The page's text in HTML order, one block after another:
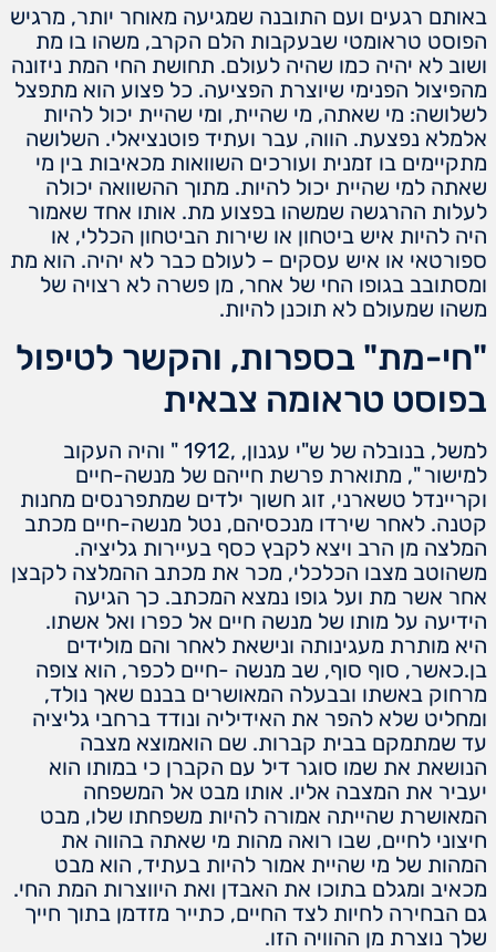
באותם רגעים ועם התובנה שמגיעה מאוחר יותר, מרגיש
הפוסט טראומטי שבעקבות הלם הקרב, משהו בו מת
ושוב לא יהיה כמו שהיה לעולם. תחושת החי המת ניזונה
מהפיצול הפנימי שיוצרת הפציעה. כל פצוע הוא מתפצל
לשלושה: מי שאתה, מי שהיית, ומי שהיית יכול להיות
אלמלא נפצעת. הווה, עבר ועתיד פוטנציאלי. השלושה
מתקיימים בו זמנית ועורכים השוואות מכאיבות בין מי
שאתה למי שהיית יכול להיות. מתוך ההשוואה יכולה
לעלות ההרגשה שמשהו בפצוע מת. אותו אחד שאמור
היה להיות איש ביטחון או שירות הביטחון הכללי, או
ספורטאי או איש עסקים – לעולם כבר לא יהיה. הוא מת
ומסתובב בגופו החי של אחר, מן פשרה לא רצויה של
משהו שמעולם לא תוכנן להיות.
"חי-מת" בספרות, והקשר לטיפול
בפוסט טראומה צבאית
למשל, בנובלה של ש"י עגנון, ,1912 " והיה העקוב
למישור ", מתוארת פרשת חייהם של מנשה-חיים
וקריינדל טשארני, זוג חשוך ילדים שמתפרנסים מחנות
קטנה. לאחר שירדו מנכסיהם, נטל מנשה-חיים מכתב
המלצה מן הרב ויצא לקבץ כסף בעיירות גליציה.
משהוטב מצבו הכלכלי, מכר את מכתב ההמלצה לקבצן
אחר אשר מת ועל גופו נמצא המכתב. כך הגיעה
הידיעה על מותו של מנשה חיים אל כפרו ואל אשתו.
היא מותרת מעגינותה ונישאת לאחר והם מולידים
בן.כאשר, סוף סוף, שב מנשה -חיים לכפר, הוא צופה
מרחוק באשתו ובבעלה המאושרים בבנם שאך נולד,
ומחליט שלא להפר את האידיליה ונודד ברחבי גליציה
עד שמתמקם בבית קברות. שם הואמוצא מצבה
הנושאת את שמו סוגר דיל עם הקברן כי במותו הוא
יעביר את המצבה אליו. אותו מבט אל המשפחה
המאושרת שהייתה אמורה להיות משפחתו שלו, מבט
חיצוני לחיים, שבו רואה מהות מי שאתה בהווה את
המהות של מי שהיית אמור להיות בעתיד, הוא מבט
מכאיב ומגלם בתוכו את האבדן ואת היווצרות המת החי.
גם הבחירה לחיות לצד החיים, כתייר מזדמן בתוך חייך
שלך נוצרת מן ההוויה הזו.